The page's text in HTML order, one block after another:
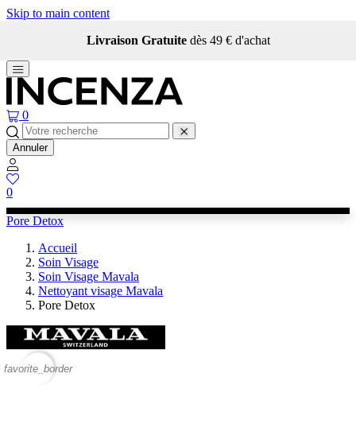
Skip to main content
Livraison Gratuite dès 49 € d'achat
0
Annuler
0
Pore Detox
Accueil
Soin Visage
Soin Visage Mavala
Nettoyant visage Mavala
Pore Detox
favorite_border